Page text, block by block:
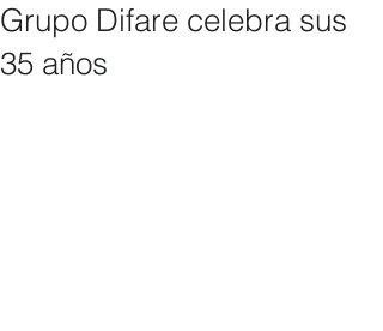
Grupo Difare celebra sus
35 años